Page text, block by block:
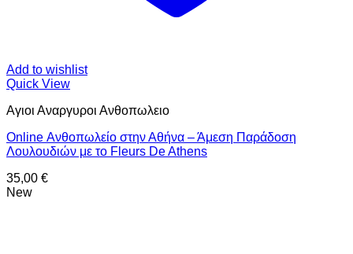
Add to wishlist
Quick View
Αγιοι Αναργυροι Ανθοπωλειο
Online Ανθοπωλείο στην Αθήνα – Άμεση Παράδοση
Λουλουδιών με το Fleurs De Athens
35,00 €
New